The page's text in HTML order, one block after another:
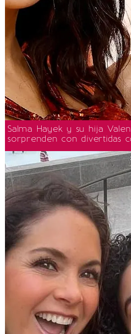
Salma Hayek y su hija
sorprenden con divertidas